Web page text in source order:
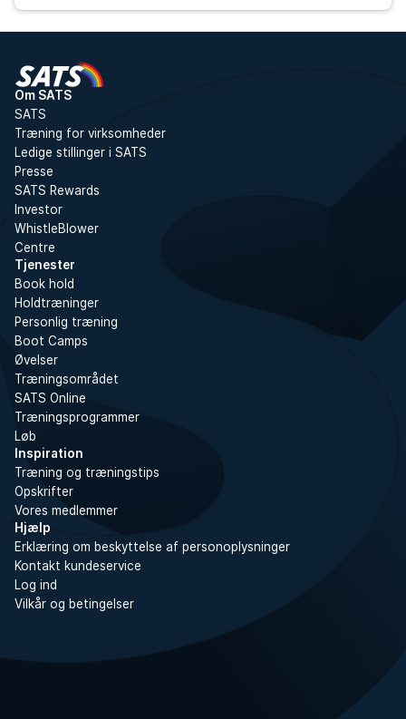
Om SATS
SATS
Træning for virksomheder
Ledige stillinger i SATS
Presse
SATS Rewards
Investor
WhistleBlower
Centre
Tjenester
Book hold
Holdtræninger
Personlig træning
Boot Camps
Øvelser
Træningsområdet
SATS Online
Træningsprogrammer
Løb
Inspiration
Træning og træningstips
Opskrifter
Vores medlemmer
Hjælp
Erklæring om beskyttelse af personoplysninger
Kontakt kundeservice
Log ind
Vilkår og betingelser